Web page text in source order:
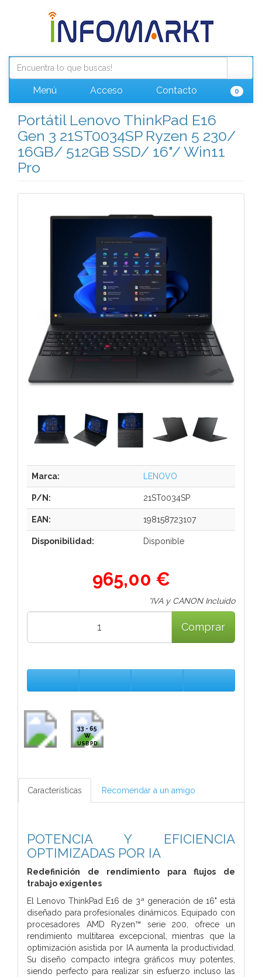
Menú Acceso Contacto 0
Portátil Lenovo ThinkPad E16
Gen 3 21ST0034SP Ryzen 5 230/
16GB/ 512GB SSD/ 16"/ Win11
Pro
Marca: LENOVO
P/N: 21ST0034SP
EAN: 198158723107
Disponibilidad: Disponible
965,00 €
*IVA y CANON Incluido
Comprar
33 - 65
W
USB PD
Características Recomendar a un amigo
POTENCIA Y EFICIENCIA
OPTIMIZADAS POR IA
Redefinición de rendimiento para flujos de
trabajo exigentes
El Lenovo ThinkPad E16 de 3ª generación de 16" está
diseñado para profesionales dinámicos. Equipado con
procesadores AMD Ryzen™ serie 200, ofrece un
rendimiento multitarea excepcional, mientras que la
optimización asistida por IA aumenta la productividad.
Su diseño compacto integra gráficos muy potentes,
siendo perfecto para realizar sin esfuerzo incluso las